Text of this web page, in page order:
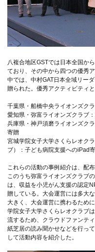
八複合地区GSTでは日本全国か
ており、その中から四つの優秀
中では、中村GAT日本全域リー
贈られた。優秀アクティビティ
千葉県・船橋中央ライオンズク
愛知県・弥富ライオンズクラブ
兵庫県・神戸須磨ライオンズク
寄贈
宮城学院女子大学さくらレオク
ブ）：子ども病院支援へのiPad
これらの活動の事例紹介は、配
このうち弥富ライオンズクラブ
は、収益を小児がん支援の認定
贈している。大会運営には多大
大きく、大会運営に携わるため
学院女子大学さくらレオクラブ
流するため、クラウドファンテ
紙芝居の読み聞かせなどを行っ
して活動内容を紹介した。